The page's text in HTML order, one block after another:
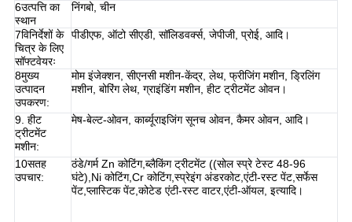
6उत्पत्ति का
स्थान
निंगबो, चीन
7विनिर्देशों के
चित्र के लिए
सॉफ्टवेयरः
पीडीएफ, ऑटो सीएडी, सॉलिडवर्क्स, जेपीजी, प्रोई, आदि।
8मुख्य
उत्पादन
उपकरण:
मोम इंजेक्शन, सीएनसी मशीन-केंद्र, लेथ, फ्रीजिंग मशीन, ड्रिलिंग
मशीन, बोरिंग लेथ, ग्राइंडिंग मशीन, हीट ट्रीटमेंट ओवन।
9. हीट
ट्रीटमेंट
मशीन:
मेष-बेल्ट-ओवन, कार्ब्यूराइजिंग सूनच ओवन, कैमर ओवन, आदि।
10सतह
उपचार:
ठंडे/गर्म Zn कोटिंग,ब्लैकिंग ट्रीटमेंट ((सोल स्प्रे टेस्ट 48-96
घंटे),Ni कोटिंग,Cr कोटिंग,स्प्रेइंग अंडरकोट,एंटी-रस्ट पेंट,सर्फेस
पेंट,प्लास्टिक पेंट,कोटेड एंटी-रस्ट वाटर,एंटी-ऑयल, इत्यादि।